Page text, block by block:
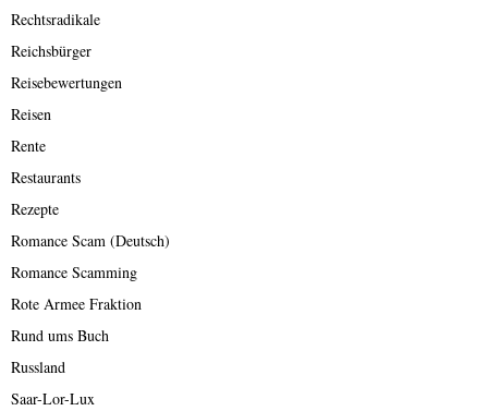
Rechtsradikale
Reichsbürger
Reisebewertungen
Reisen
Rente
Restaurants
Rezepte
Romance Scam (Deutsch)
Romance Scamming
Rote Armee Fraktion
Rund ums Buch
Russland
Saar-Lor-Lux